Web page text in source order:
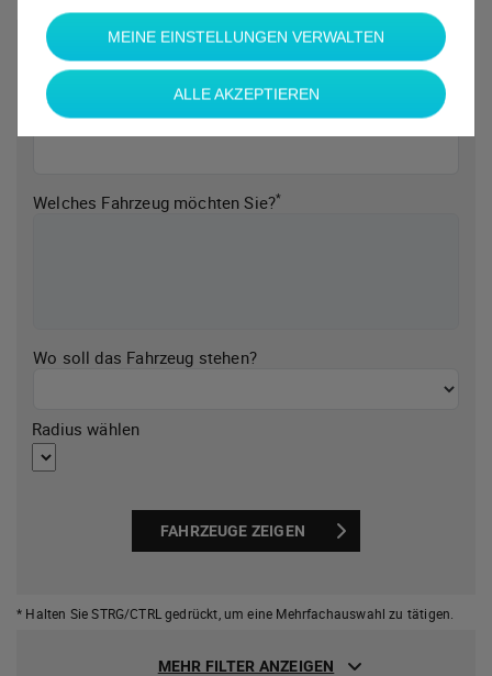
Welche Marke möchten Sie?*
Welches Fahrzeug möchten Sie?*
Wo soll das Fahrzeug stehen?
Radius wählen
FAHRZEUGE ZEIGEN
* Halten Sie STRG/CTRL gedrückt, um eine Mehrfachauswahl zu tätigen.
MEHR FILTER ANZEIGEN
MEINE EINSTELLUNGEN VERWALTEN
ALLE AKZEPTIEREN